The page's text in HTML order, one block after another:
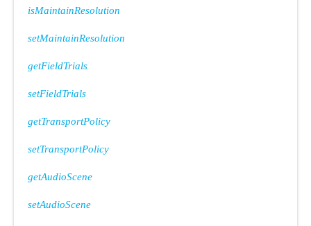
isMaintainResolution
setMaintainResolution
getFieldTrials
setFieldTrials
getTransportPolicy
setTransportPolicy
getAudioScene
setAudioScene